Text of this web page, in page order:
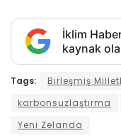
İklim
kaynak
Tags: Birleşmiş
karbonsuzlaştırma
Yeni Zelanda